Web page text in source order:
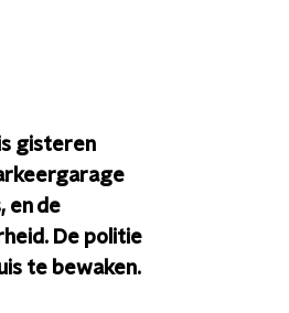
gisteren
en de
De politie
te bewaken.